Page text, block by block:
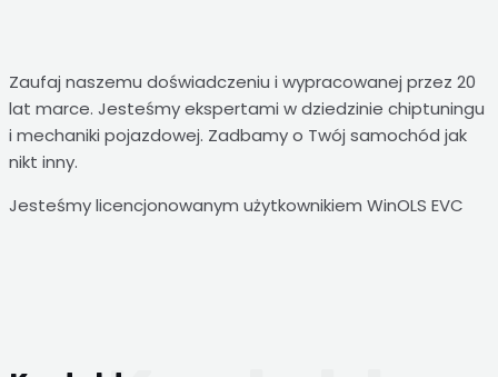
Zaufaj naszemu doświadczeniu i wypracowanej przez 20
lat marce. Jesteśmy ekspertami w dziedzinie chiptuningu
i mechaniki pojazdowej. Zadbamy o Twój samochód jak
nikt inny.
Jesteśmy licencjonowanym użytkownikiem WinOLS EVC